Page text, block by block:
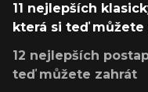
11 nejlepších
která si teď můžete
12 nejlepších
teď můžete zahrát